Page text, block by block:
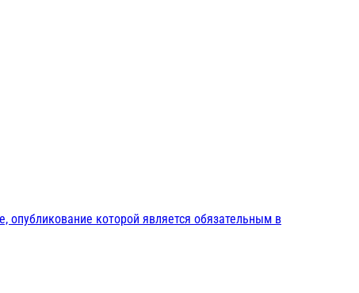
опубликование которой является обязательным в